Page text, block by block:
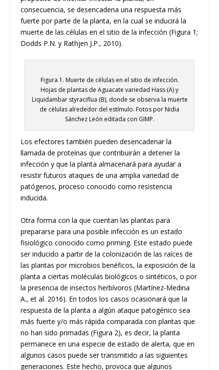
consecuencia, se desencadena una respuesta más
fuerte por parte de la planta, en la cual se inducirá la
muerte de las células en el sitio de la infección (Figura 1;
Dodds P.N. y Rathjen J.P., 2010).
Figura 1. Muerte de células en el sitio de infección.
Hojas de plantas de Aguacate variedad Hass (A) y
Liquidambar styraciflua (B), donde se observa la muerte
de células alrededor del estímulo. Fotos por Nidia
Sánchez León editada con GIMP.
Los efectores también pueden desencadenar la
llamada de proteínas que contribuirán a detener la
infección y que la planta almacenará para ayudar a
resistir futuros ataques de una amplia variedad de
patógenos, proceso conocido como resistencia
inducida.
Otra forma con la que cuentan las plantas para
prepararse para una posible infección es un estado
fisiológico conocido como priming. Este estado puede
ser inducido a partir de la colonización de las raíces de
las plantas por microbios benéficos, la exposición de la
planta a ciertas moléculas biológicos o sintéticos, o por
la presencia de insectos herbívoros (Martínez-Medina
A., et al. 2016). En todos los casos ocasionará que la
respuesta de la planta a algún ataque patogénico sea
más fuerte y/o más rápida comparada con plantas que
no han sido primadas (Figura 2), es decir, la planta
permanece en una especie de estado de alerta, que en
algunos casos puede ser transmitido a las siguientes
generaciones. Este hecho, provoca que algunos